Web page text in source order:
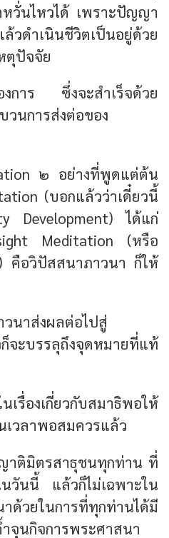
วั่นไหวได้ เพราะปัญญา
ดำเนินชีวิตเป็นอยู่ด้วย
ตุปัจจัย
งการ ซึ่งจะสำเร็จด้วย
นการส่งต่อของ
๒ อย่างที่พูดแต่ต้น
(บอกแล้วว่าเดี๋ยวนี้
Development) ได้แก่
Meditation (หรือ
คือวิปัสสนาภาวนา ก็ให้
นาส่งผลต่อไปสู่
ะบรรลุถึงจุดหมายที่แท้
รื่องเกี่ยวกับสมาธิพอให้
เวลาพอสมควรแล้ว
าติมิตรสาธุชนทุกท่าน ที่
วันนี้ แล้วก็ไม่เฉพาะใน
วยในการที่ทุกท่านได้มี
จุนกิจการพระศาสนา